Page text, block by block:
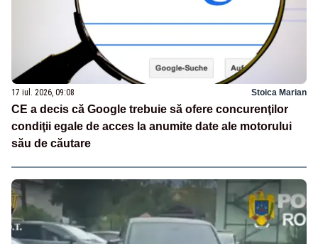
17 iul. 2026, 09:08 Stoica Marian
CE a decis că Google trebuie să ofere concurenţilor
condiţii egale de acces la anumite date ale motorului
său de căutare